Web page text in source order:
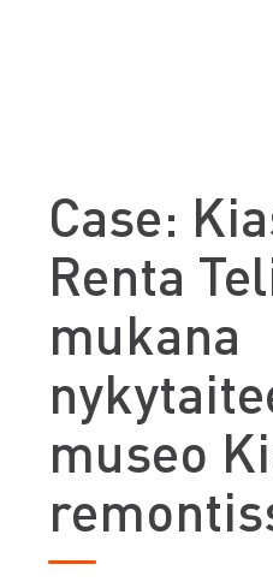
Case:
Renta
mukana
museo